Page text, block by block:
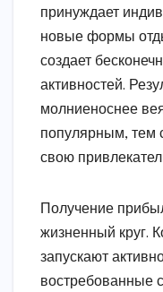
принуждает
новые формы
создает
активностей.
молниеноснее
популярным, тем
свою
Получение
жизненный круг.
запускают
востребованные